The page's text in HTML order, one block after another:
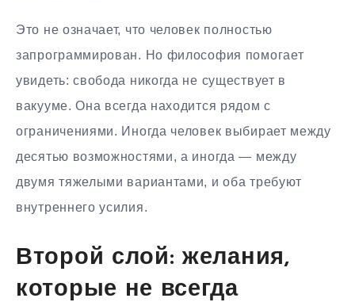
Это не означает, что человек полностью
запрограммирован. Но философия помогает
увидеть: свобода никогда не существует в
вакууме. Она всегда находится рядом с
ограничениями. Иногда человек выбирает между
десятью возможностями, а иногда — между
двумя тяжелыми вариантами, и оба требуют
внутреннего усилия.
Второй слой: желания,
которые не всегда